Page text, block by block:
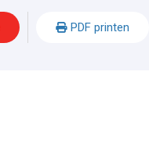
PDF printen